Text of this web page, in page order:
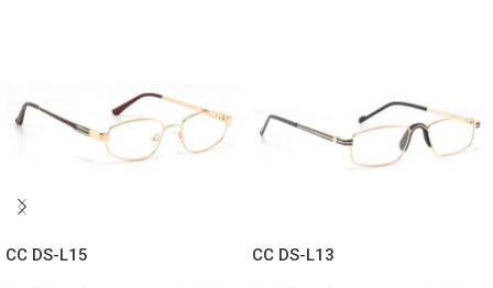
CC DS-L15 CC DS-L13